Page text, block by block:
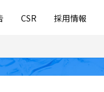
CSR 採用情報